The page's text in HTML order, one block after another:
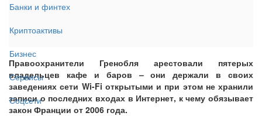
Банки и финтех
Криптоактивы
Бизнес
Сервисы
Соцсети
Правоохранители Гренобля арестовали пятерых
владельцев кафе и баров – они держали в своих
заведениях сети Wi-Fi открытыми и при этом не хранили
записи о последних входах в Интернет, к чему обязывает
закон Франции от 2006 года.